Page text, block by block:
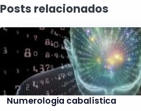
Posts relacionados
Numerologia cabalística